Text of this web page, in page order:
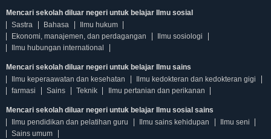
Mencari sekolah diluar negeri untuk belajar Ilmu sosial
Sastra
Bahasa
Ilmu hukum
Ekonomi, manajemen, dan perdagangan
Ilmu sosiologi
Ilmu hubungan international
Mencari sekolah diluar negeri untuk belajar Ilmu sains
Ilmu keperaawatan dan kesehatan
Ilmu kedokteran dan kedokteran gigi
farmasi
Sains Teknik Ilmu pertanian dan perikanan
Mencari sekolah diluar negeri untuk belajar Ilmu sosial sains
Ilmu pendidikan dan pelatihan guru
Ilmu sains kehidupan
Ilmu seni
Sains umum